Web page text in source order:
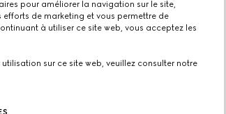
pour améliorer la navigation sur le site,
de marketing et vous permettre de
à utiliser ce site web, vous acceptez les
sur ce site web, veuillez consulter notre